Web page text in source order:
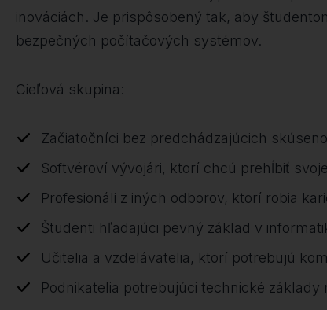
inováciách. Je prispôsobený tak, aby
bezpečných počítačových systémov.
Cieľová skupina:
Začiatočníci bez predchádzajúcich
Softvéroví vývojári, ktorí chcú prehĺbiť
Profesionáli z iných odborov, ktorí robia
Študenti hľadajúci pevný základ v
Učitelia a vzdelávatelia, ktorí potrebujú
Podnikatelia potrebujúci technické